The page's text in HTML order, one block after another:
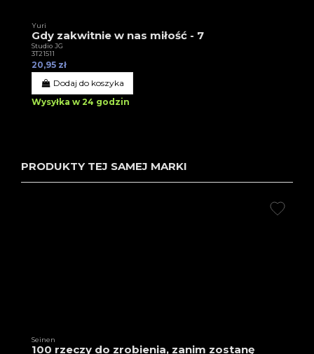
Yuri
Gdy zakwitnie w nas miłość - 7
Studio JG
3T21511
20,95 zł
Dodaj do koszyka
Wysyłka w 24 godzin
PRODUKTY TEJ SAMEJ MARKI
Seinen
100 rzeczy do zrobienia, zanim zostanę